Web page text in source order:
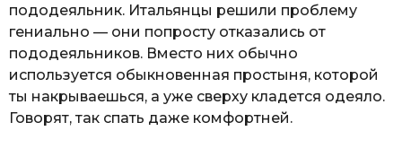
пододеяльник. Итальянцы решили проблему
гениально — они попросту отказались от
пододеяльников. Вместо них обычно
используется обыкновенная простыня, которой
ты накрываешься, а уже сверху кладется одеяло.
Говорят, так спать даже комфортней.